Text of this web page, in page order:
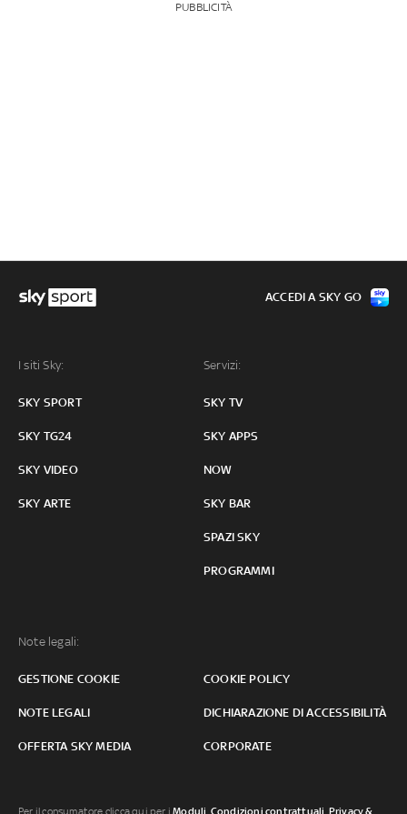
PUBBLICITÀ
I siti Sky:
SKY SPORT
SKY TG24
SKY VIDEO
SKY ARTE
Servizi:
SKY TV
SKY APPS
NOW
SKY BAR
SPAZI SKY
PROGRAMMI
Note legali:
GESTIONE COOKIE COOKIE POLICY
NOTE LEGALI DICHIARAZIONE DI ACCESSIBILITÀ
OFFERTA SKY MEDIA CORPORATE
ACCEDI A SKY GO